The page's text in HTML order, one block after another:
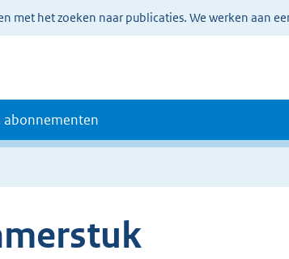
met het zoeken naar publicaties. We werken aan
abonnementen